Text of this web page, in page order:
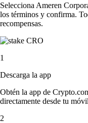
Selecciona Ameren
los términos y confirma.
recompensas.
1
Descarga la app
Obtén la app de
directamente desde tu
2